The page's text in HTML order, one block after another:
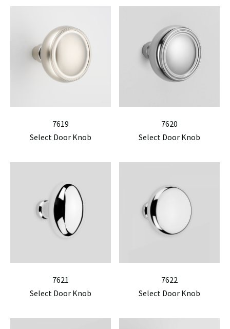
7619
Select Door Knob
7620
Select Door Knob
7621
Select Door Knob
7622
Select Door Knob